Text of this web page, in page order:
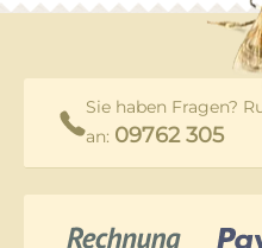
Sie haben Fragen?
an: 09762 305